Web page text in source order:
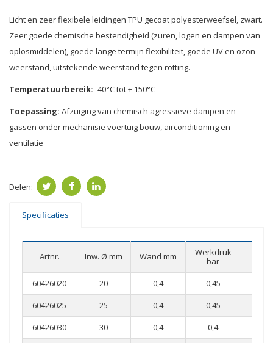
Licht en zeer flexibele leidingen TPU gecoat polyesterweefsel, zwart.
Zeer goede chemische bestendigheid (zuren, logen en dampen van
oplosmiddelen), goede lange termijn flexibiliteit, goede UVen ozon
weerstand,uitstekende weerstand tegen rotting.
Temperatuurbereik: -40°Ctot + 150°C
Toepassing: Afzuiging van chemisch agressieve dampen en
gassen ondermechanisie voertuig bouw, airconditioningen
ventilatie
Delen:
Specificaties
Artnr. Inw. Ø mm Wand mm
Werkdruk
bar
60426020
20 0,4 0,45
60426025
25 0,4 0,45
60426030
30 0,4 0,4